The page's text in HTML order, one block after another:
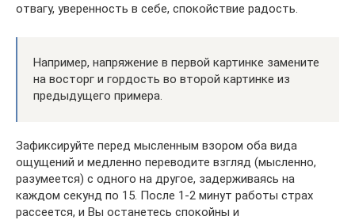
отвагу, уверенность в себе, спокойствие радость.
Например, напряжение в первой картинке замените
на восторг и гордость во второй картинке из
предыдущего примера.
Зафиксируйте перед мысленным взором оба вида
ощущений и медленно переводите взгляд (мысленно,
разумеется) с одного на другое, задерживаясь на
каждом секунд по 15. После 1-2 минут работы страх
рассеется, и Вы останетесь спокойны и